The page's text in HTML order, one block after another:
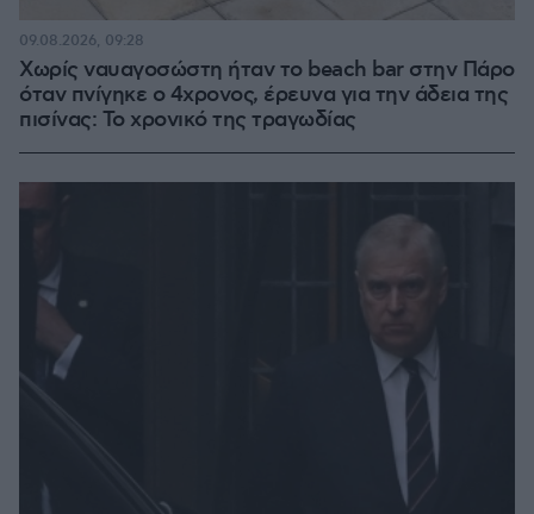
Χωρίς ναυαγοσώστη ήταν το beach bar στην Πάρο
όταν πνίγηκε ο 4χρονος, έρευνα για την άδεια της
πισίνας: Το χρονικό της τραγωδίας
09.08.2026, 09:28